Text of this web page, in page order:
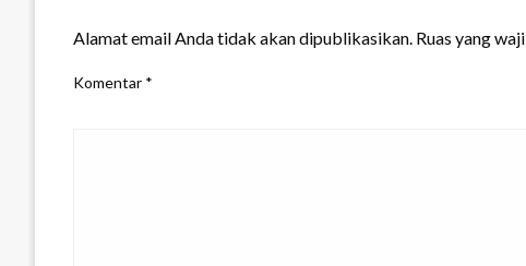
Alamat email Anda tidak akan dipublikasikan. Ruas yang
Komentar *